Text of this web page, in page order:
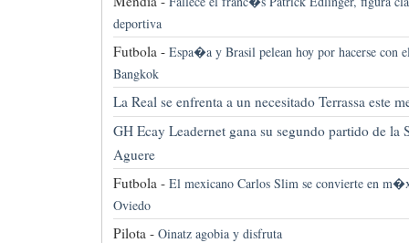
deportiva
Futbola - Espa�a y Brasil pelean hoy por hacerse
Bangkok
La Real se enfrenta a un necesitado Terrassa este
GH Ecay Leadernet gana su segundo partido de la
Aguere
Futbola - El mexicano Carlos Slim se convierte en
Oviedo
Pilota - Oinatz agobia y disfruta